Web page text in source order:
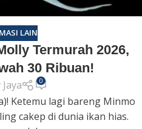
LAIN
Termurah 2026,
30 Ribuan!
0
Ketemu lagi bareng Minmo
cakep di dunia ikan hias.